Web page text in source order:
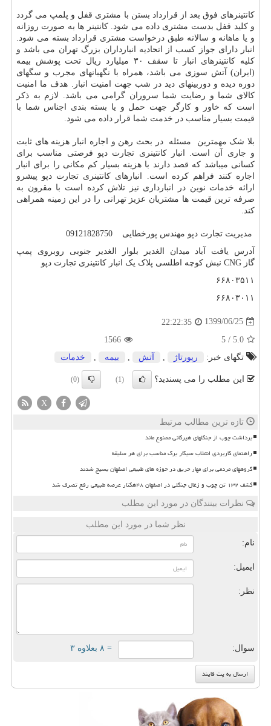
کانتینرهای فوق بعد از قرارداد بستن با مشتری قفل و پلمپ می گردد
و کلید قفل بدست مشتری داده می شود. کانتینر ها به صورت روزانه
و یا ماهانه و سالانه طبق درخواست مشتری قرارداد بسته می شود.
انبار دارای جواز کسب از اتحادیه انبارداران بزرگ تهران می باشد و
کلیه کانتینرهای انبار تا سقف ۳۰ میلیارد ریال تحت پوشش بیمه
(ایران) آتش سوزی می باشد، همراه با نگهبانهای مجرب و سگهای
دوره دیده و دوربینهای دید در شب جهت امنیت انبار. هدف ما امنیت
کالای شما و رضایت شما سروران گرامی می باشد. لازم به ذکر
است که خاور و کارگر جهت حمل و یا بسته بندی اجناس شما با
قیمت بسیار مناسب در خدمت شما قرار داده می شود.
بلا شک مهمترین مسئله در بحث رهن و اجاره انبار هزینه های ثابت
و جاری آن است. انبار کانتینری تجارت دپو فرصتی مناسب برای
کسانی میباشد که قصد دارند با هزینه بسیار کم مکانی را برای انبار
اجاره کنند فراهم کرده است. انبارهای کانتینری تجارت دپو پیشرو
ارائه خدمات نوین در انبارداری نیز تلاش کرده است با مقرون به
صرفه ترین قیمت ها مشتریان عزیز تهرانی را در این زمینه همراهی
کند.
مدیریت تجارت دپو مهندس پورخطایی 09121828750
آدرس یافت آباد میدان الغدیر بلوار الغدیر جنوبی روبروی پمپ
گاز CNG نبش کوچه اطلسی پلاک یک انبار کانتینری تجارت دپو
۶۶۸۰۳۵۱۱
۶۶۸۰۳۰۱۱
1399/06/25
22:22:35
5.0
/
5
1566
تگهای خبر:
رپورتاژ آتش بیمه خدمات
این مطلب را می پسندید؟ (1)
(0)
X
تازه ترین مطالب مرتبط
برداشت چوب از جنگلهای هیرکانی ممنوع ماند
راهنمای کاربردی انتخاب سیگار برگ مناسب برای هر سلیقه
گروههای مردمی برای مهار حریق در حوزه های طبیعی اصفهان بسیج شدند
کشف ۱۳۲ تن چوب و زغال جنگلی در اصفهان ۴۸هکتار عرصه طبیعی رفع تصرف شد
نظرات بینندگان در مورد این مطلب
نظر شما در مورد این مطلب
نام:
ایمیل:
نظر:
سوال: = ۸ بعلاوه ۳